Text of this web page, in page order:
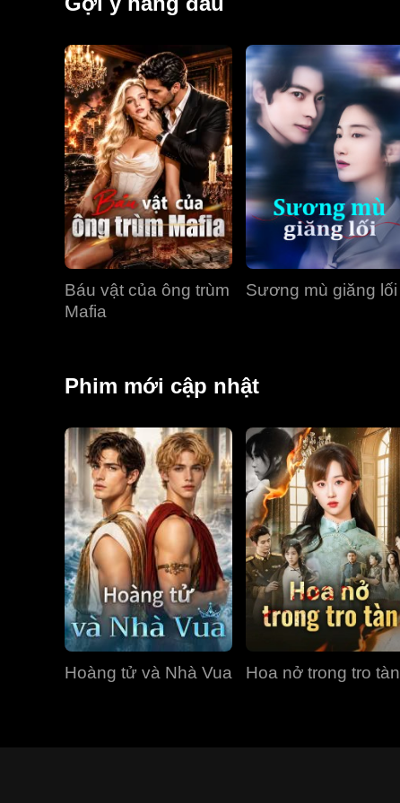
Báu vật của ông trùm
Mafia
Sương mù giăng lối
Phim mới cập nhật
Hoàng tử và Nhà Vua Hoa nở trong tro tàn